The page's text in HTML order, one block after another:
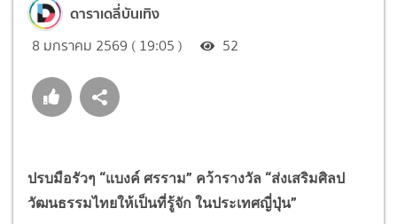
ดาราเดลี่บันเทิง
8 มกราคม 2569 ( 19:05 ) 52
ปรบมือรัวๆ “แบงค์ ศรราม” คว้ารางวัล “ส่งเสริมศิลป
วัฒนธรรมไทยให้เป็นที่รู้จัก ในประเทศญี่ปุ่น”